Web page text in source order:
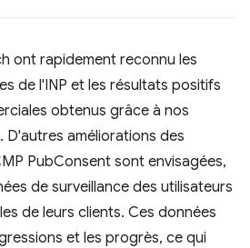
ont rapidement reconnu les
de l'INP et les résultats positifs
obtenus grâce à nos
améliorations des
PubConsent sont envisagées,
de surveillance des utilisateurs
de leurs clients. Ces données
et les progrès, ce qui